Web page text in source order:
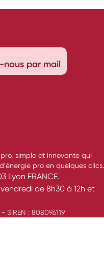
Youtube
Instagram
par mail
simple et innovante qui
pro en quelques clics.
Lyon FRANCE.
de 8h30 à 12h et
: 808096119